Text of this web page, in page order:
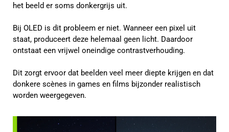
het beeld er soms donkergrijs uit.
Bij OLED is dit probleem er niet. Wanneer een pixel uit
staat, produceert deze helemaal geen licht. Daardoor
ontstaat een vrijwel oneindige contrastverhouding.
Dit zorgt ervoor dat beelden veel meer diepte krijgen en dat
donkere scènes in games en films bijzonder realistisch
worden weergegeven.